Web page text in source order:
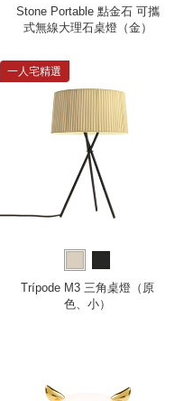
Stone Portable 點金石 可攜
式無線大理石桌燈（金）
一人宅精選
Trípode M3 三角桌燈（原
色、小）